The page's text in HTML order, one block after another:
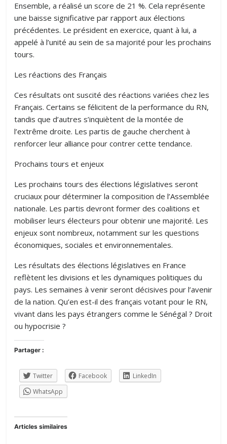
Ensemble, a réalisé un score de 21 %. Cela représente
une baisse significative par rapport aux élections
précédentes. Le président en exercice, quant à lui, a
appelé à l’unité au sein de sa majorité pour les prochains
tours.
Les réactions des Français
Ces résultats ont suscité des réactions variées chez les
Français. Certains se félicitent de la performance du RN,
tandis que d’autres s’inquiètent de la montée de
l’extrême droite. Les partis de gauche cherchent à
renforcer leur alliance pour contrer cette tendance.
Prochains tours et enjeux
Les prochains tours des élections législatives seront
cruciaux pour déterminer la composition de l’Assemblée
nationale. Les partis devront former des coalitions et
mobiliser leurs électeurs pour obtenir une majorité. Les
enjeux sont nombreux, notamment sur les questions
économiques, sociales et environnementales.
Les résultats des élections législatives en France
reflètent les divisions et les dynamiques politiques du
pays. Les semaines à venir seront décisives pour l’avenir
de la nation. Qu’en est-il des français votant pour le RN,
vivant dans les pays étrangers comme le Sénégal ? Droit
ou hypocrisie ?
Partager :
Twitter Facebook
LinkedIn
WhatsApp
Articles similaires